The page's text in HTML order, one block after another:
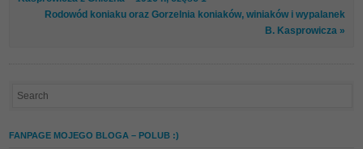
Rodowód koniaku oraz Gorzelnia koniaków, winiaków i wypalanek
B. Kasprowicza »
FANPAGE MOJEGO BLOGA – POLUB :)